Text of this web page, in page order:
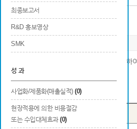
최종보고서
R&D 홍보영상
SMK
성 과
사업화/제품화(매출실적) (0)
현장적용에 의한 비용절감
또는 수입대체효과 (0)
정책채택
※ 연구수행 결과를 정부정책에 반영시키기 위
Total0건
번호